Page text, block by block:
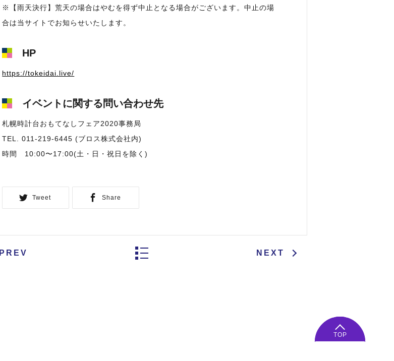
※【雨天決行】荒天の場合はやむを得ず中止となる場合がございます。中止の場
合は当サイトでお知らせいたします。
HP
https://tokeidai.live/
イベントに関する問い合わせ先
札幌時計台おもてなしフェア2020事務局
TEL. 011-219-6445 (ブロス株式会社内)
時間 10:00〜17:00(土・日・祝日を除く)
Tweet Share
PREV NEXT
TOP